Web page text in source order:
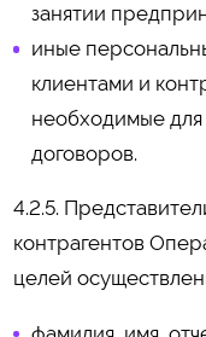
занятии
иные
клиентами и
необходимые для
договоров.
4.2.5.
контрагентов
целей